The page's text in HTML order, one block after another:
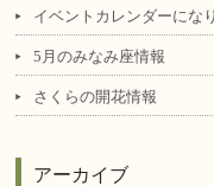
イベントカレンダーにな
5月のみなみ座情報
さくらの開花情報
アーカイブ